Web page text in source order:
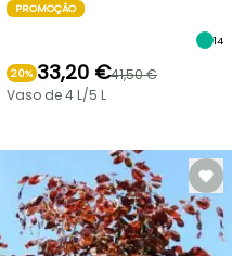
PROMOÇÃO
14
20% 33,20 €41,50 €
Vaso de 4 L/5 L